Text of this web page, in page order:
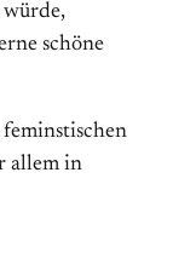
schöne
allem in